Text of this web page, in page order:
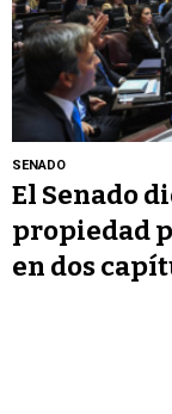
SENADO
El Senado
propiedad
en dos